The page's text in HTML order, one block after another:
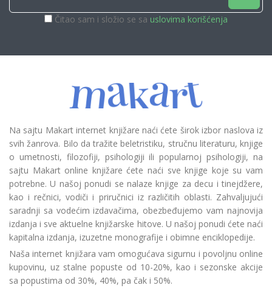
Čitao sam i složio se sa uslovima korišćenja
Na sajtu Makart internet knjižare naći ćete širok izbor naslova iz
svih žanrova. Bilo da tražite beletristiku, stručnu literaturu, knjige
o umetnosti, filozofiji, psihologiji ili popularnoj psihologiji, na
sajtu Makart online knjižare ćete naći sve knjige koje su vam
potrebne. U našoj ponudi se nalaze knjige za decu i tinejdžere,
kao i rečnici, vodiči i priručnici iz različitih oblasti. Zahvaljujući
saradnji sa vodećim izdavačima, obezbeđujemo vam najnovija
izdanja i sve aktuelne knjižarske hitove. U našoj ponudi ćete naći
kapitalna izdanja, izuzetne monografije i obimne enciklopedije.
Naša internet knjižara vam omogućava sigurnu i povoljnu online
kupovinu, uz stalne popuste od 10-20%, kao i sezonske akcije
sa popustima od 30%, 40%, pa čak i 50%.